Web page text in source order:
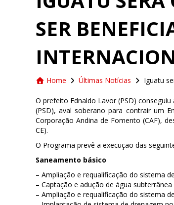
SER
Home Últimas Notícias Iguatu
O prefeito Ednaldo Lavor (PSD)
(PSD), aval soberano para contrair um
Corporação Andina de Fomento (CAF),
CE).
O Programa prevê a execução das
Saneamento básico
– Ampliação e requalificação do sistema
– Captação e adução de água subterrânea
– Ampliação e requalificação do sistema